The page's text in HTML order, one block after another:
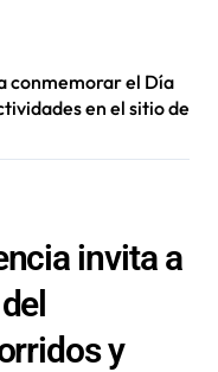
conmemorar el Día
en el sitio de
invita a
y